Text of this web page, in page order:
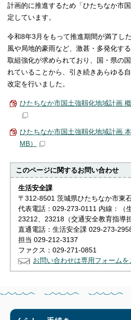
計画的に推進するため「ひたちなか市
定しています。
令和8年3月をもって推進期間が満了し
風や局地的豪雨など、激甚・多発化す
取組強化が求められており、国・県の
れていることから、引き続きあらゆる
改定を行いました。
ひたちなか市国土強靱化地域計画
ひたちなか市国土強靱化地域計画
MB）
このページに関するお問い合わせ
生活安全課
〒312-8501 茨城県ひたちなか市東
代表電話：029-273-0111 内線：（
23212、23218（交通安全教育指導
直通電話：生活安全課 029-273-
担当 029-212-3137
ファクス：029-271-0851
お問い合わせは専用フォームを